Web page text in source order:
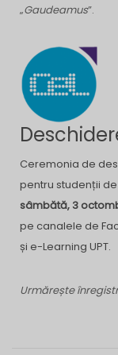
„Gaudeamus”.
Ceremonia de
pentru studenții
sâmbătă, 3
pe canalele de
și e-Learning UPT.
Urmărește